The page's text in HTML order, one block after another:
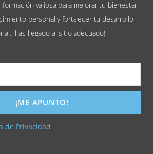
valiosa para mejorar tu bienestar,
personal y fortalecer tu desarrollo
¡has llegado al sitio adecuado!
de Privacidad
¡ME APUNTO!